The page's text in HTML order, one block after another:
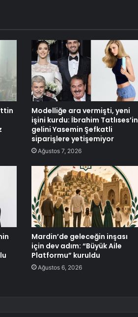
Modelliğe ara vermişti, yeni
işini kurdu: İbrahim Tatlıses’in
gelini Yasemin Şefkatli
siparişlere yetişemiyor
Ağustos 7, 2026
Mardin’de geleceğin inşası
için dev adım: “Büyük Aile
Platformu” kuruldu
Ağustos 6, 2026